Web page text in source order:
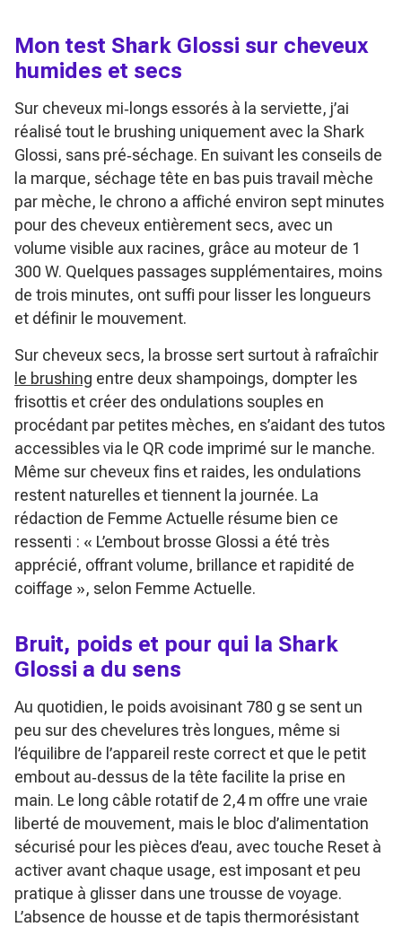
Mon test Shark Glossi sur cheveux
humides et secs
Sur cheveux mi‑longs essorés à la serviette, j’ai
réalisé tout le brushing uniquement avec la Shark
Glossi, sans pré‑séchage. En suivant les conseils de
la marque, séchage tête en bas puis travail mèche
par mèche, le chrono a affiché environ sept minutes
pour des cheveux entièrement secs, avec un
volume visible aux racines, grâce au moteur de 1
300 W. Quelques passages supplémentaires, moins
de trois minutes, ont suffi pour lisser les longueurs
et définir le mouvement.
Sur cheveux secs, la brosse sert surtout à rafraîchir
le brushing entre deux shampoings, dompter les
frisottis et créer des ondulations souples en
procédant par petites mèches, en s’aidant des tutos
accessibles via le QR code imprimé sur le manche.
Même sur cheveux fins et raides, les ondulations
restent naturelles et tiennent la journée. La
rédaction de Femme Actuelle résume bien ce
ressenti : « L’embout brosse Glossi a été très
apprécié, offrant volume, brillance et rapidité de
coiffage », selon Femme Actuelle.
Bruit, poids et pour qui la Shark
Glossi a du sens
Au quotidien, le poids avoisinant 780 g se sent un
peu sur des chevelures très longues, même si
l’équilibre de l’appareil reste correct et que le petit
embout au‑dessus de la tête facilite la prise en
main. Le long câble rotatif de 2,4 m offre une vraie
liberté de mouvement, mais le bloc d’alimentation
sécurisé pour les pièces d’eau, avec touche Reset à
activer avant chaque usage, est imposant et peu
pratique à glisser dans une trousse de voyage.
L’absence de housse et de tapis thermorésistant